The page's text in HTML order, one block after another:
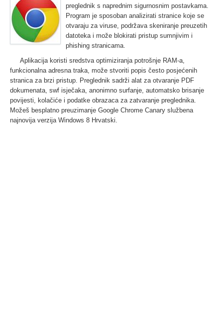
preglednik s naprednim sigurnosnim postavkama.
Program je sposoban analizirati stranice koje se
otvaraju za viruse, podržava skeniranje preuzetih
datoteka i može blokirati pristup sumnjivim i
phishing stranicama.
Aplikacija koristi sredstva optimiziranja potrošnje RAM-a,
funkcionalna adresna traka, može stvoriti popis često posjećenih
stranica za brzi pristup. Preglednik sadrži alat za otvaranje PDF
dokumenata, swf isječaka, anonimno surfanje, automatsko brisanje
povijesti, kolačiće i podatke obrazaca za zatvaranje preglednika.
Možeš besplatno preuzimanje Google Chrome Canary službena
najnovija verzija Windows 8 Hrvatski.